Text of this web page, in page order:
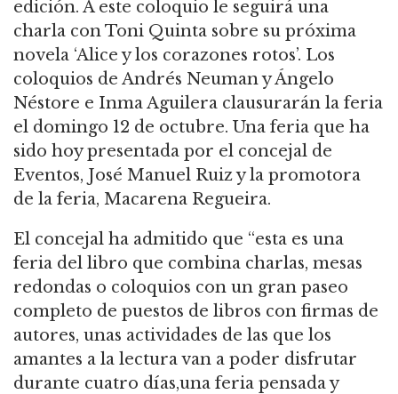
edición. A este coloquio le seguirá una
charla con Toni Quinta sobre su próxima
novela ‘Alice y los corazones rotos’. Los
coloquios de Andrés Neuman y Ángelo
Néstore e Inma Aguilera clausurarán la feria
el domingo 12 de octubre. Una feria que ha
sido hoy presentada por el concejal de
Eventos, José Manuel Ruiz y la promotora
de la feria, Macarena Regueira.
El concejal ha admitido que “esta es una
feria del libro que combina charlas, mesas
redondas o coloquios con un gran paseo
completo de puestos de libros con firmas de
autores, unas actividades de las que los
amantes a la lectura van a poder disfrutar
durante cuatro días,una feria pensada y